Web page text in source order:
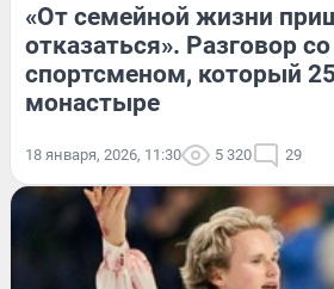
«От семейной жизни
отказаться». Разговор со
спортсменом, который
монастыре
18 января, 2026, 11:30 5 320 29